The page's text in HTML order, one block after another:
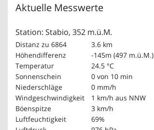
Aktuelle Messwerte
Station: Stabio, 352 m.ü.M.
Distanz zu 6864
3.6 km
Höhendifferenz
-145m (497 m.ü.M.)
Temperatur
24.5 °C
Sonnenschein
0 von 10 min
Niederschläge
0 mm/h
Windgeschwindigkeit
1 km/h aus NNW
Böenspitze
3 km/h
Luftfeuchtigkeit
69%